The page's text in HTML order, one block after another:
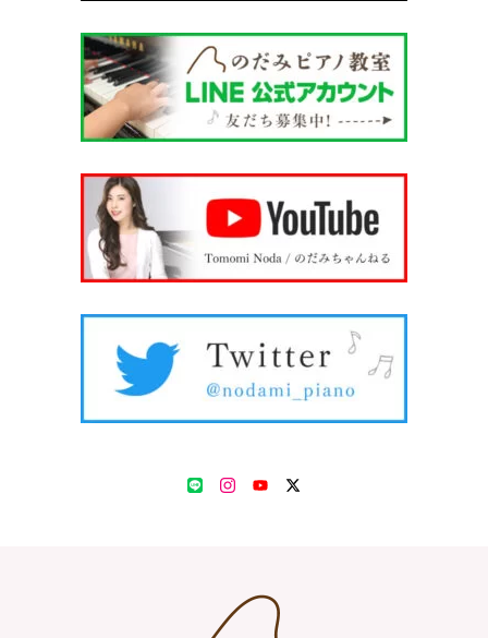
LINEInstagram
YouTube